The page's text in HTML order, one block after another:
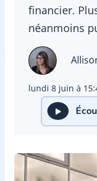
financier.
néanmoins
lundi 8 juin à